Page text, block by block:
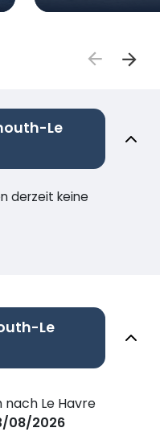
Le
derzeit keine
Le
Le Havre
08/2026